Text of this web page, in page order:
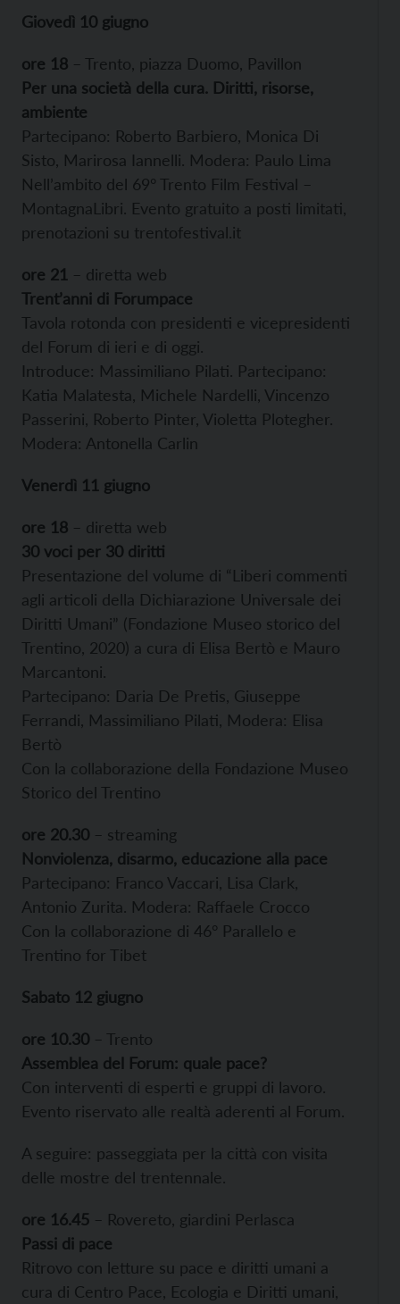
Giovedì 10 giugno
ore 18 – Trento, piazza Duomo, Pavillon
Per una società della cura. Diritti, risorse,
ambiente
Partecipano: Roberto Barbiero, Monica Di
Sisto, Marirosa Iannelli. Modera: Paulo Lima
Nell’ambito del 69° Trento Film Festival –
MontagnaLibri. Evento gratuito a posti limitati,
prenotazioni su trentofestival.it
ore 21 – diretta web
Trent’anni di Forumpace
Tavola rotonda con presidenti e vicepresidenti
del Forum di ieri e di oggi.
Introduce: Massimiliano Pilati. Partecipano:
Katia Malatesta, Michele Nardelli, Vincenzo
Passerini, Roberto Pinter, Violetta Plotegher.
Modera: Antonella Carlin
Venerdì 11 giugno
ore 18 – diretta web
30 voci per 30 diritti
Presentazione del volume di “Liberi commenti
agli articoli della Dichiarazione Universale dei
Diritti Umani” (Fondazione Museo storico del
Trentino, 2020) a cura di Elisa Bertò e Mauro
Marcantoni.
Partecipano: Daria De Pretis, Giuseppe
Ferrandi, Massimiliano Pilati, Modera: Elisa
Bertò
Con la collaborazione della Fondazione Museo
Storico del Trentino
ore 20.30 – streaming
Nonviolenza, disarmo, educazione alla pace
Partecipano: Franco Vaccari, Lisa Clark,
Antonio Zurita. Modera: Raffaele Crocco
Con la collaborazione di 46° Parallelo e
Trentino for Tibet
Sabato 12 giugno
ore 10.30 – Trento
Assemblea del Forum: quale pace?
Con interventi di esperti e gruppi di lavoro.
Evento riservato alle realtà aderenti al Forum.
A seguire: passeggiata per la città con visita
delle mostre del trentennale.
ore 16.45 – Rovereto, giardini Perlasca
Passi di pace
Ritrovo con letture su pace e diritti umani a
cura di Centro Pace, Ecologia e Diritti umani,